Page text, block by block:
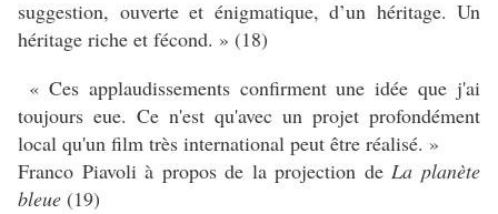
suggestion, ouverte et énigmatique, d’un héritage. Un
héritage riche et fécond. » (18)
« Ces applaudissements confirment une idée que j'ai
toujours eue. Ce n'est qu'avec un projet profondément
local qu'un film très international peut être réalisé. »
Franco Piavoli à propos de la projection deLa planète
bleue (19)